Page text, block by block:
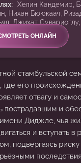
Хелин Кандемир,
Нихан Бююкаач,
Джихат
ОНЛАЙН
стамбульской
его
отвагу и
и
Диджле, чья
и вступать в
подвергаясь